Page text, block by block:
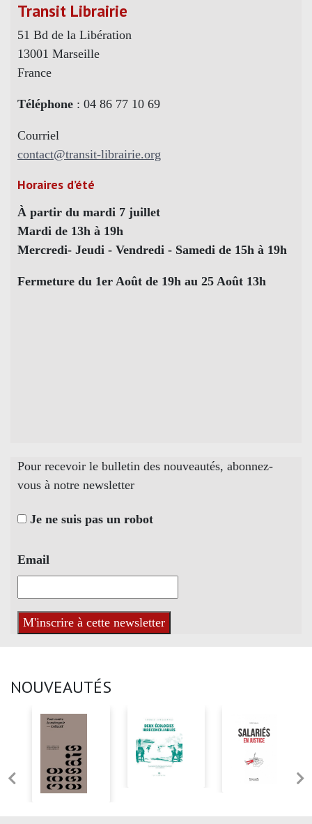
Transit Librairie
51 Bd de la Libération
13001 Marseille
France
Téléphone : 04 86 77 10 69
Courriel
contact@transit-librairie.org
Horaires d’été
À partir du mardi 7 juillet
Mardi de 13h à 19h
Mercredi- Jeudi - Vendredi - Samedi de 15h à 19h
Fermeture du 1er Août de 19h au 25 Août 13h
Pour recevoir le bulletin des nouveautés, abonnez-
vous à notre newsletter
Je ne suis pas un robot
Email
NOUVEAUTÉS